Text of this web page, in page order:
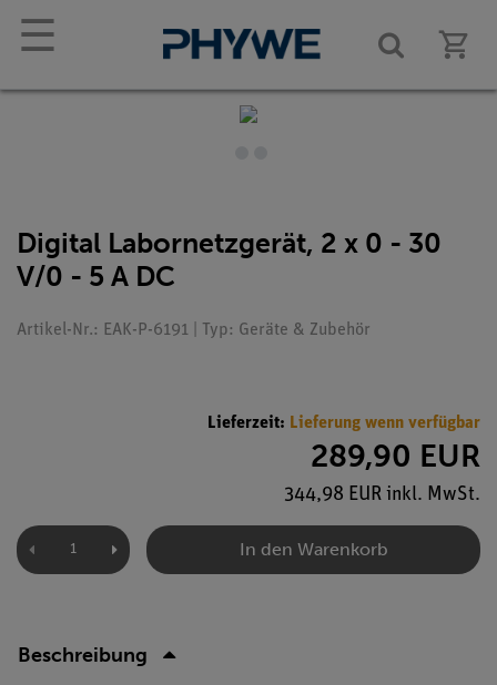
☰
Digital Labornetzgerät, 2 x 0 - 30
V/0 - 5 A DC
Artikel-Nr.: EAK-P-6191 | Typ: Geräte & Zubehör
Lieferzeit: Lieferung wenn verfügbar
289,90 EUR
344,98 EUR inkl. MwSt.
In den Warenkorb
Beschreibung